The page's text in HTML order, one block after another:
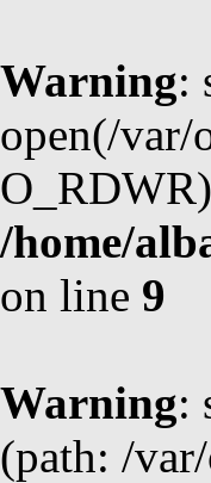
Warning:
open(/var/
/home/
on line 9
Warning:
(path: /